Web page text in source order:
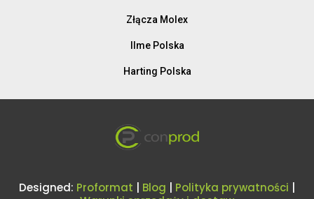
Złącza Molex
Ilme Polska
Harting Polska
Designed: Proformat Blog Polityka prywatności